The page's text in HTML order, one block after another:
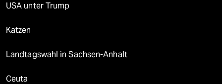
USA unter Trump
Katzen
Landtagswahl in Sachsen-Anhalt
Ceuta